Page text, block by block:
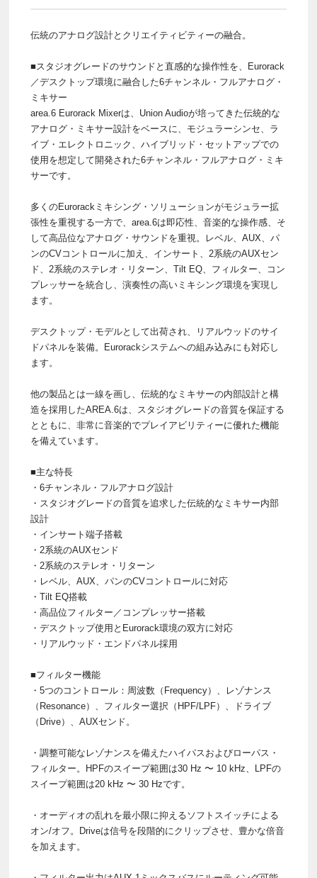
伝統のアナログ設計とクリエイティビティーの融合。
■スタジオグレードのサウンドと直感的な操作性を、Eurorack
／デスクトップ環境に融合した6チャンネル・フルアナログ・
ミキサー
area.6 Eurorack Mixerは、Union Audioが培ってきた伝統的な
アナログ・ミキサー設計をベースに、モジュラーシンセ、ラ
イブ・エレクトロニック、ハイブリッド・セットアップでの
使用を想定して開発された6チャンネル・フルアナログ・ミキ
サーです。
多くのEurorackミキシング・ソリューションがモジュラー拡
張性を重視する一方で、area.6は即応性、音楽的な操作感、そ
して高品位なアナログ・サウンドを重視。レベル、AUX、パ
ンのCVコントロールに加え、インサート、2系統のAUXセン
ド、2系統のステレオ・リターン、Tilt EQ、フィルター、コン
プレッサーを統合し、演奏性の高いミキシング環境を実現し
ます。
デスクトップ・モデルとして出荷され、リアルウッドのサイ
ドパネルを装備。Eurorackシステムへの組み込みにも対応し
ます。
他の製品とは一線を画し、伝統的なミキサーの内部設計と構
造を採用したAREA.6は、スタジオグレードの音質を保証する
とともに、非常に音楽的でプレイアビリティーに優れた機能
を備えています。
■主な特長
・6チャンネル・フルアナログ設計
・スタジオグレードの音質を追求した伝統的なミキサー内部
設計
・インサート端子搭載
・2系統のAUXセンド
・2系統のステレオ・リターン
・レベル、AUX、パンのCVコントロールに対応
・Tilt EQ搭載
・高品位フィルター／コンプレッサー搭載
・デスクトップ使用とEurorack環境の双方に対応
・リアルウッド・エンドパネル採用
■フィルター機能
・5つのコントロール：周波数（Frequency）、レゾナンス
（Resonance）、フィルター選択（HPF/LPF）、ドライブ
（Drive）、AUXセンド。
・調整可能なレゾナンスを備えたハイパスおよびローパス・
フィルター。HPFのスイープ範囲は30 Hz 〜 10 kHz、LPFの
スイープ範囲は20 kHz 〜 30 Hzです。
・オーディオの乱れを最小限に抑えるソフトスイッチによる
オン/オフ。Driveは信号を段階的にクリップさせ、豊かな倍音
を加えます。